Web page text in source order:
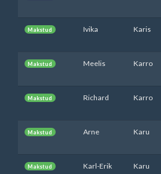
Makstud Ivika Karis
Makstud Meelis Karro
Makstud Richard Karro
Makstud Arne Karu
Makstud Karl-Erik Karu